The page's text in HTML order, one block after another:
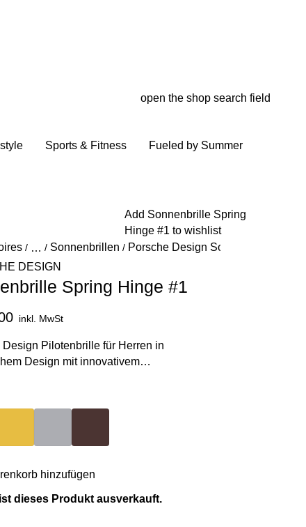
open the shop search field
Sports & Fitness Fueled by Summer
Add Sonnenbrille Spring
Hinge #1 to wishlist
/ …
Reveal collapsed breadcrumb items
/ Sonnenbrillen / Porsche Design Sonnenbrillen
DESIGN
Spring Hinge #1
inkl. MwSt
Design Pilotenbrille für Herren in
Design mit innovativem
hinzufügen
dieses Produkt ausverkauft.